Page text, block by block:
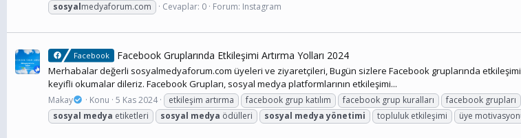
sosyalmedyaforum.com Cevaplar: 0 Forum: Instagram
Facebook Facebook Gruplarında Etkileşimi Artırma Yolları 2024
Merhabalar değerli sosyalmedyaforum.com üyeleri ve ziyaretçileri, Bugün sizlere Facebook gruplarında
keyifli okumalar dileriz. Facebook Grupları, sosyal medya platformlarının etkileşimi...
Makay Konu 5 Kas 2024 etkileşim artırma facebook grup katılım facebook grup kuralları facebook grupları
sosyal medya etiketleri sosyal medya ödülleri sosyal medya yönetimi topluluk etkileşimi üye